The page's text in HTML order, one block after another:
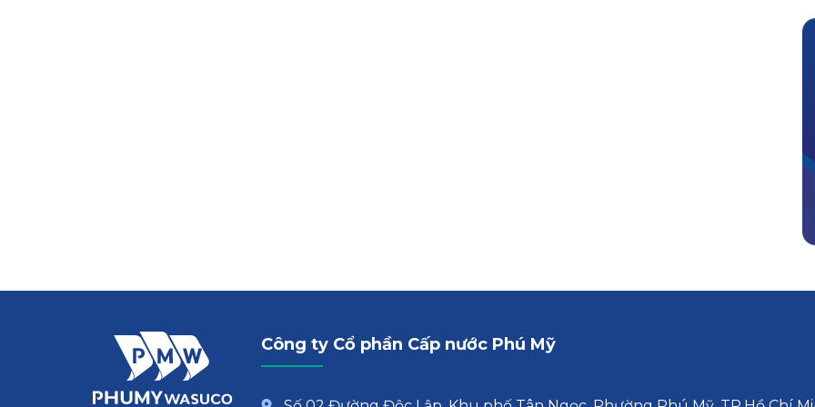
Công ty Cổ phần Cấp nước Phú Mỹ